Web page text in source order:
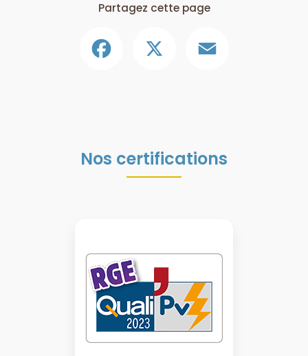
Partagez cette page
Nos certifications